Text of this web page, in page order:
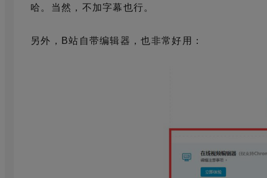
哈。当然，不加字幕也行。
另外，B站自带编辑器，也非常好用：